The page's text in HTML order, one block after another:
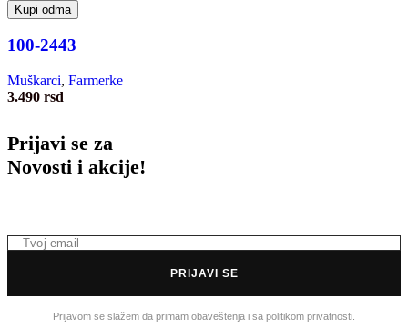
Kupi odma
100-2443
Muškarci, Farmerke
3.490 rsd
Prijavi se za
Novosti i akcije!
PRIJAVI SE
Prijavom se slažem da primam obaveštenja i sa politikom privatnosti.